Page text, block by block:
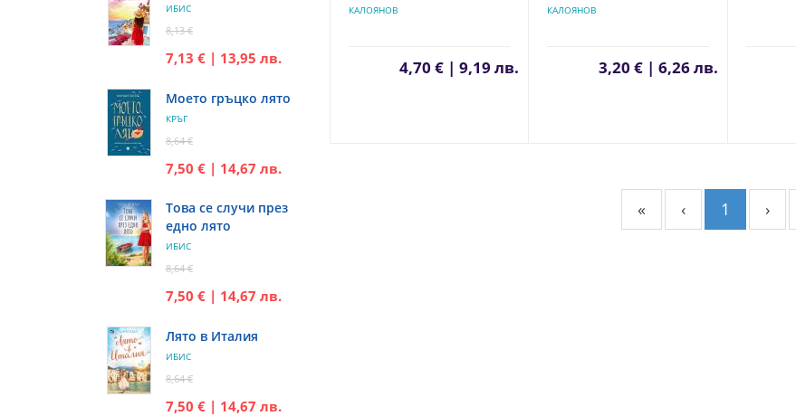
ИБИС
8,13 €
7,13 € | 13,95 лв.
Моето гръцко лято
КРЪГ
8,64 €
7,50 € | 14,67 лв.
Това се случи през
едно лято
ИБИС
8,64 €
7,50 € | 14,67 лв.
Лято в Италия
ИБИС
8,64 €
7,50 € | 14,67 лв.
КАЛОЯНОВ
4,70 € | 9,19 лв.
КАЛОЯНОВ
3,20 € | 6,26 лв.
« ‹ 1 ›